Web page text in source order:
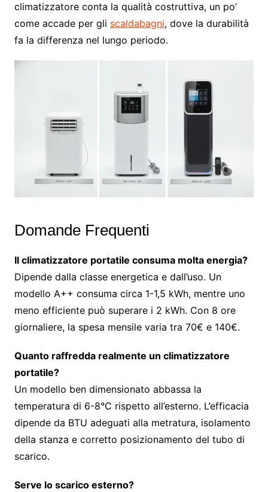
climatizzatore conta la qualità costruttiva, un po’
come accade per gli scaldabagni, dove la durabilità
fa la differenza nel lungo periodo.
Domande Frequenti
Il climatizzatore portatile consuma molta energia?
Dipende dalla classe energetica e dall’uso. Un
modello A++ consuma circa 1-1,5 kWh, mentre uno
meno efficiente può superare i 2 kWh. Con 8 ore
giornaliere, la spesa mensile varia tra 70€ e 140€.
Quanto raffredda realmente un climatizzatore
portatile?
Un modello ben dimensionato abbassa la
temperatura di 6-8°C rispetto all’esterno. L’efficacia
dipende da BTU adeguati alla metratura, isolamento
della stanza e corretto posizionamento del tubo di
scarico.
Serve lo scarico esterno?